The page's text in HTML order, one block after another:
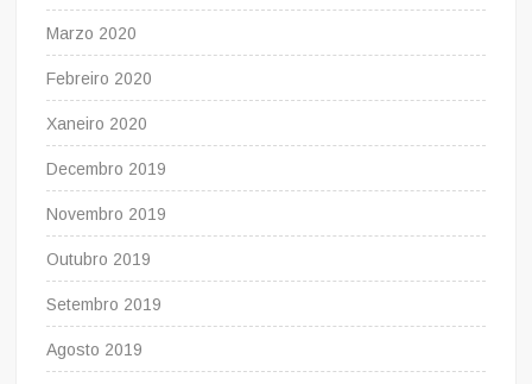
Marzo 2020
Febreiro 2020
Xaneiro 2020
Decembro 2019
Novembro 2019
Outubro 2019
Setembro 2019
Agosto 2019